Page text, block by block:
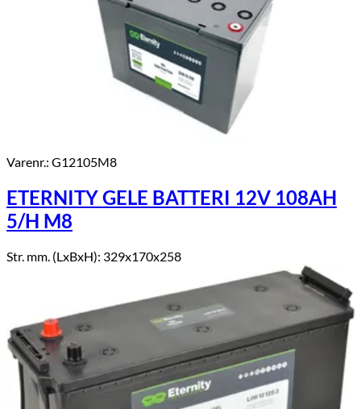
Varenr.: G12105M8
ETERNITY GELE BATTERI 12V 108AH
5/H M8
Str. mm. (LxBxH): 329x170x258